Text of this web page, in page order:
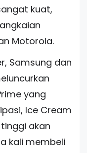
kuat,
Motorola.
Samsung dan
yang
Ice Cream
akan
kali membeli